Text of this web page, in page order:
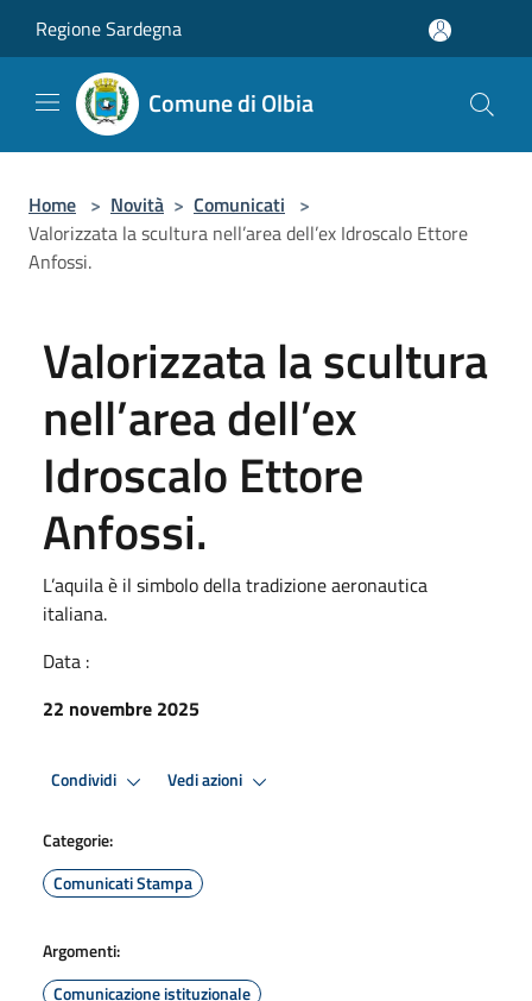
Regione Sardegna
Comune di Olbia
Home > Novità > Comunicati >
Valorizzata la scultura nell’area dell’ex Idroscalo Ettore
Anfossi.
Valorizzata la scultura
nell’area dell’ex
Idroscalo Ettore
Anfossi.
L’aquila è il simbolo della tradizione aeronautica
italiana.
Data :
22 novembre 2025
Condividi Vedi azioni
Categorie:
Comunicati Stampa
Argomenti:
Comunicazione istituzionale